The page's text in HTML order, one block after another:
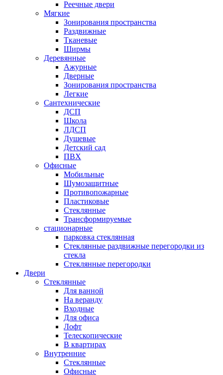
Реечные двери
Мягкие
Зонирования пространства
Раздвижные
Тканевые
Ширмы
Деревянные
Ажурные
Дверные
Зонирования пространства
Легкие
Сантехнические
ДСП
Школа
ЛДСП
Душевые
Детский сад
ПВХ
Офисные
Мобильные
Шумозащитные
Противопожарные
Пластиковые
Стеклянные
Трансформируемые
стационарные
парковка стеклянная
Стеклянные раздвижные перегородки из
стекла
Стеклянные перегородки
Двери
Стеклянные
Для ванной
На веранду
Входные
Для офиса
Лофт
Телескопические
В квартирах
Внутренние
Стеклянные
Офисные